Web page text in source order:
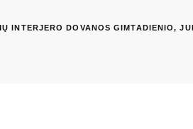
INTERJERO DOVANOS GIMTADIENIO,